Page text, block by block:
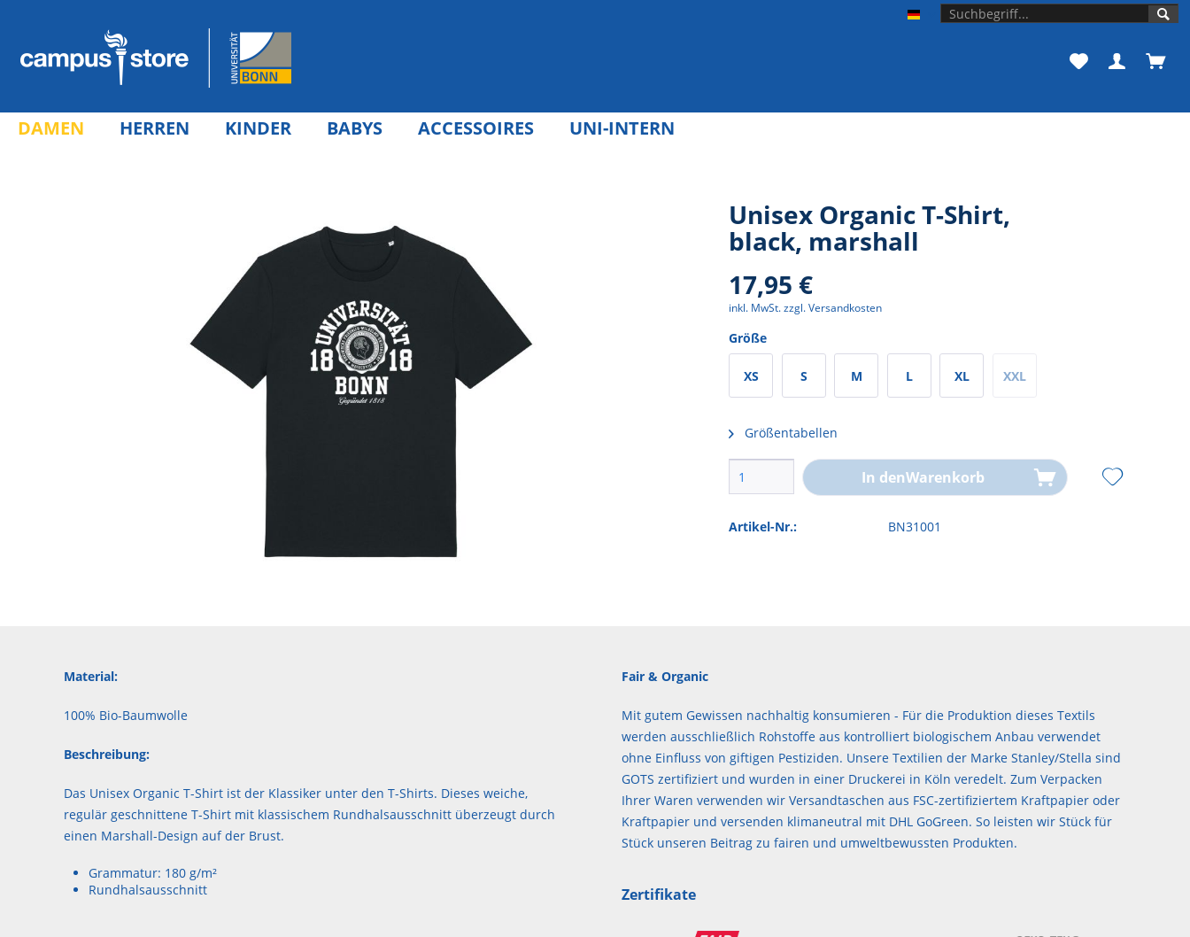
Unishop der Universität Bonn
DAMEN HERREN KINDER BABYS ACCESSOIRES UNI-INTERN
Unisex Organic T-Shirt,
black, marshall
17,95 €
inkl. MwSt.zzgl. Versandkosten
Größe
XS S M L XL XXL
Größentabellen
In denWarenkorb
Artikel-Nr.: BN31001
Material:
100% Bio-Baumwolle
Beschreibung:
Das Unisex Organic T-Shirt ist der Klassiker unter den T-Shirts. Dieses weiche,
regulär geschnittene T-Shirt mit klassischem Rundhalsausschnitt überzeugt durch
einen Marshall-Design auf der Brust.
Grammatur: 180 g/m²
Rundhalsausschnitt
Fair & Organic
Mit gutem Gewissen nachhaltig konsumieren - Für die Produktion dieses Textils
werden ausschließlich Rohstoffe aus kontrolliert biologischem Anbau verwendet
ohne Einfluss von giftigen Pestiziden. Unsere Textilien der Marke Stanley/Stella sind
GOTS zertifiziert und wurden in einer Druckerei in Köln veredelt. Zum Verpacken
Ihrer Waren verwenden wir Versandtaschen aus FSC-zertifiziertem Kraftpapier oder
Kraftpapier und versenden klimaneutral mit DHL GoGreen. So leisten wir Stück für
Stück unseren Beitrag zu fairen und umweltbewussten Produkten.
Zertifikate